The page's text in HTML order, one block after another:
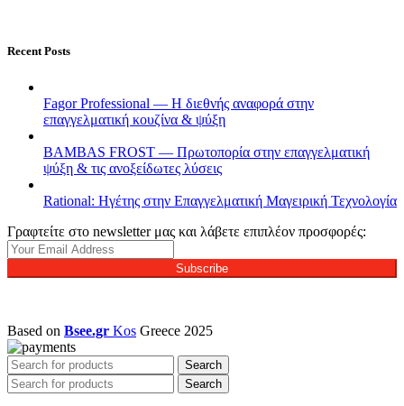
Recent Posts
Fagor Professional — Η διεθνής αναφορά στην
επαγγελματική κουζίνα & ψύξη
BAMBAS FROST — Πρωτοπορία στην επαγγελματική
ψύξη & τις ανοξείδωτες λύσεις
Rational: Ηγέτης στην Επαγγελματική Μαγειρική Τεχνολογία
Γραφτείτε στο newsletter μας και λάβετε επιπλέον προσφορές:
Subscribe
Based on Bsee.gr Kos Greece 2025
Search
Search